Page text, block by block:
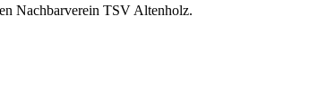
Nachbarverein TSV Altenholz.